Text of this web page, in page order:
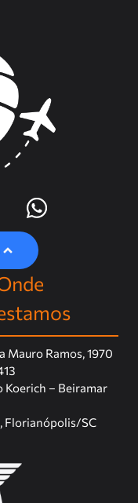
Mauro Ramos, 1970
Koerich – Beiramar
Florianópolis/SC